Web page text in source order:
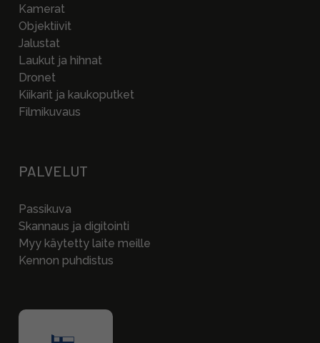
Kamerat
Objektiivit
Jalustat
Laukut ja hihnat
Dronet
Kiikarit ja kaukoputket
Filmikuvaus
PALVELUT
Passikuva
Skannaus ja digitointi
Myy käytetty laite meille
Kennon puhdistus